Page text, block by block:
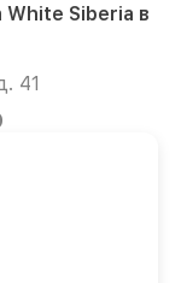
Siberia в
41